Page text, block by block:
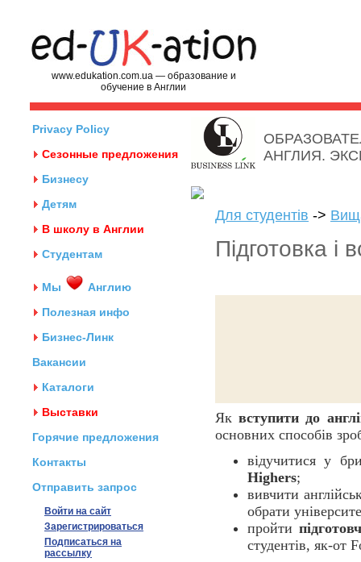
www.edukation.com.ua — образование и
обучение в Англии
Privacy Policy
Сезонные предложения
Бизнесу
Детям
В школу в Англии
Студентам
Мы
Англию
Полезная инфо
Бизнес-Линк
Вакансии
Каталоги
Выставки
Горячие предложения
Контакты
Отправить запрос
Войти на сайт
Зарегистрироваться
Подписаться на
рассылку
АНГЛИЯ.
Для студентів ->
Підготовка і
Яквступити до
основних способів
відучитися у
Highers;
вивчити
обрати
пройти
студентів, як-от